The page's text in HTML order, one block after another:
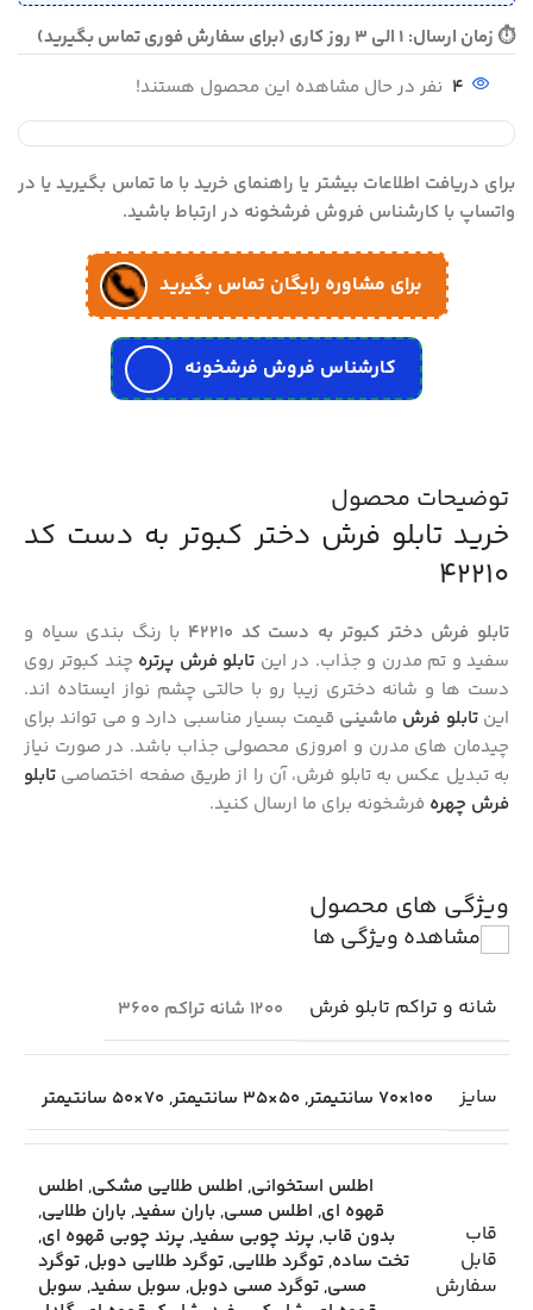
⏱ زمان ارسال: 1 الی 3 روز کاری (برای سفارش فوری تماس بگیرید)
4 نفر در حال مشاهده این محصول هستند!
برای دریافت اطلاعات بیشتر یا راهنمای خرید با ما تماس بگیرید یا در
واتساپ با کارشناس فروش فرشخونه در ارتباط باشید.
برای مشاوره رایگان تماس بگیرید
کارشناس فروش فرشخونه
توضیحات محصول
خرید تابلو فرش دختر کبوتر به دست کد
42210
تابلو فرش دختر کبوتر به دست کد 42210
با رنگ بندی سیاه و
سفید و تم مدرن و جذاب. در این تابلو فرش پرتره چند کبوتر روی
دست ها و شانه دختری زیبا رو با حالتی چشم نواز ایستاده اند.
اینتابلو فرش ماشینی قیمت بسیار مناسبی دارد و می تواند برای
چیدمان های مدرن و امروزی محصولی جذاب باشد. در صورت نیاز
به تبدیل عکس به تابلو فرش، آن را از طریق صفحه اختصاصی تابلو
فرش چهره فرشخونه برای ما ارسال کنید.
ویژگی های محصول
مشاهده ویژگی ها
شانه و تراکم تابلو فرش 1200 شانه تراکم 3600
سایز 100×70 سانتیمتر , 50×35 سانتیمتر , 70×50 سانتیمتر
قاب
قابل
سفارش
اطلس استخوانی, اطلس طلایی مشکی, اطلس
قهوه ای, اطلس مسی,باران سفید,باران طلایی,
بدون قاب,پرند چوبی سفید,پرند چوبی قهوه ای,
تخت ساده,توگرد طلایی,توگرد طلایی دوبل,توگرد
مسی,توگرد مسی دوبل, سوبل سفید, سوبل